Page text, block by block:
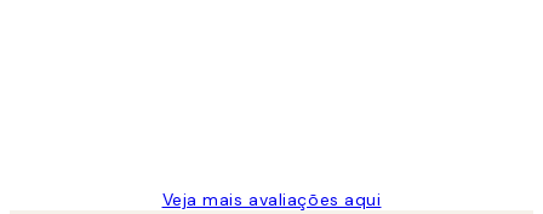
Veja mais avaliações aqui